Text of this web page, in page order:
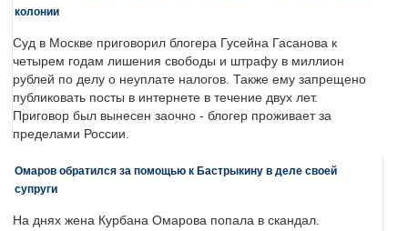
колонии
Суд в Москве приговорил блогера Гусейна Гасанова к
четырем годам лишения свободы и штрафу в миллион
рублей по делу о неуплате налогов. Также ему запрещено
публиковать посты в интернете в течение двух лет.
Приговор был вынесен заочно - блогер проживает за
пределами России.
Омаров обратился за помощью к Бастрыкину в деле своей
супруги
На днях жена Курбана Омарова попала в скандал.